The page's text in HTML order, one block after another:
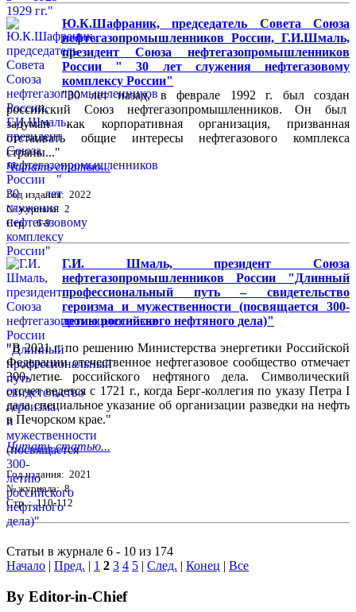
Ю.К.Шафраник, председатель Совета Союза
нефтегазопромышленников России, Г.И.Шмаль,
президент Союза нефтегазопромышленников
России " 30 лет служения нефтегазовому
комплексу России"
"30 лет назад, в феврале 1992 г. был создан
российский Союз нефтегазопромышленников. Он был
задуман как корпоративная организация, призванная
отстаивать общие интересы нефтегазового комплекса
страны..."
Читать статью...
Год издания: 2022
№ журнала: 2
Стр. : 6-9
Г.И. Шмаль, президент Союза
нефтегазопромышленников России "Длинный
профессиональный путь – свидетельство
героизма и мужественности (посвящается 300-
летию российского нефтяного дела)"
"В 2021 г. по решению Министерства энергетики Российской
Федерации отечественное нефтегазовое сообщество отмечает
300-летие российского нефтяного дела. Символический
отсчет ведется с 1721 г., когда Берг-коллегия по указу Петра I
дала специальное указание об организации разведки на нефть
в Печорском крае."
Читать статью...
Год издания: 2021
№ журнала: 8
Стр. : 110-112
Статьи в журнале 6 - 10 из 174
Начало | Пред. | 1 2 3 4 5 | След. | Конец | Все
By Editor-in-Chief